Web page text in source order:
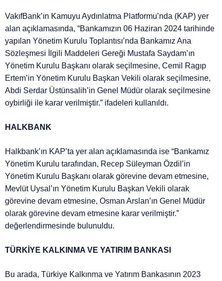
VakıfBank’ın Kamuyu Aydınlatma Platformu’nda (KAP) yer
alan açıklamasında, “Bankamızın 06 Haziran 2024 tarihinde
yapılan Yönetim Kurulu Toplantısı’nda Bankamız Ana
Sözleşmesi İlgili Maddeleri Gereği Mustafa Saydam’ın
Yönetim Kurulu Başkanı olarak seçilmesine, Cemil Ragıp
Ertem’in Yönetim Kurulu Başkan Vekili olarak seçilmesine,
Abdi Serdar Üstünsalih’in Genel Müdür olarak seçilmesine
oybirliği ile karar verilmiştir.” ifadeleri kullanıldı.
HALKBANK
Halkbank’ın KAP’ta yer alan açıklamasında ise “Bankamız
Yönetim Kurulu tarafından, Recep Süleyman Özdil’in
Yönetim Kurulu Başkanı olarak görevine devam etmesine,
Mevlüt Uysal’ın Yönetim Kurulu Başkan Vekili olarak
görevine devam etmesine, Osman Arslan’ın Genel Müdür
olarak görevine devam etmesine karar verilmiştir.”
değerlendirmesinde bulunuldu.
TÜRKİYE KALKINMA VE YATIRIM BANKASI
Bu arada, Türkiye Kalkınma ve Yatırım Bankasının 2023